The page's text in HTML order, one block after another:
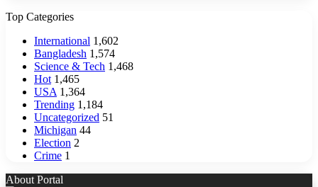
Top Categories
International 1,602
Bangladesh 1,574
Science & Tech 1,468
Hot 1,465
USA 1,364
Trending 1,184
Uncategorized 51
Michigan 44
Election 2
Crime 1
About Portal